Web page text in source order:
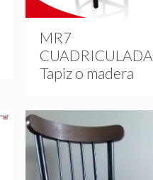
MR7
CUADRICULADA
Tapiz o madera